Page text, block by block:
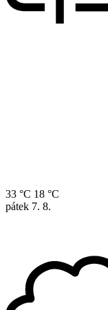
33 °C 18 °C
pátek 7. 8.